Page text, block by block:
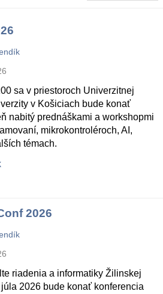
sa v priestoroch Univerzitnej
v Košiciach bude konať
nabitý prednáškami a workshopmi
mikrokontroléroch, AI,
témach.
2026
riadenia a informatiky Žilinskej
2026 bude konať konferencia